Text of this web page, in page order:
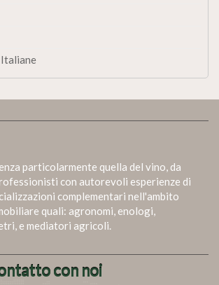
particolarmente quella del vino, da
con autorevoli esperienze di
complementari nell'ambito
quali: agronomi, enologi,
e mediatori agricoli.
con noi